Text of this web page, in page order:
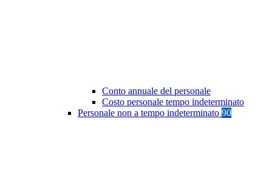
Conto annuale del personale
Costo personale tempo indeterminato
Personale non a tempo indeterminato 90